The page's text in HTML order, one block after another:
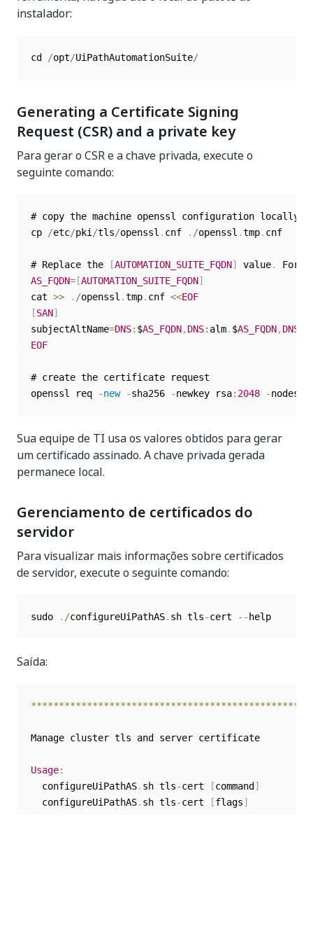
instalador:
cd /opt/UiPathAutomationSuite/
Generating a Certificate Signing
Request (CSR) and a private key
Para gerar o CSR e a chave privada, execute o
seguinte comando:
# copy the machine openssl configuration locally
cp
/etc/pki /tls/openssl . cnf . /openssl .tmp. cnf
# Replace the [AUTOMATION_SUITE_FQDN] value.
For
AS_FQDN= [AUTOMATION_SUITE_FQDN]
cat >> . /openssl .tmp. cnf <<EOF
[SAN]
subjectAltName=DNS: $AS_FQDN, DNS: alm. $AS_FQDN, DNS
EOF
# create the certificate request
openssl req
-new -sha256 -newkey rsa: 2048 -nodes
Sua equipe de TI usa os valores obtidos para gerar
um certificado assinado. A chave privada gerada
permanece local.
Gerenciamento de certificados do
servidor
Para visualizar mais informações sobre certificados
de servidor, execute o seguinte comando:
sudo . /configureUiPathAS. sh tls-cert --
Saída:
************************************************
Manage cluster tls and server certificate
Usage:
  configureUiPathAS
. sh tls-cert [command ]
  configureUiPathAS
. sh tls-cert [flags]